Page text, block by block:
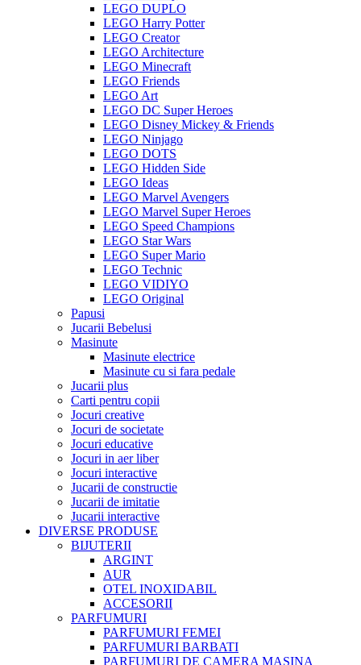
LEGO DUPLO
LEGO Harry Potter
LEGO Creator
LEGO Architecture
LEGO Minecraft
LEGO Friends
LEGO Art
LEGO DC Super Heroes
LEGO Disney Mickey & Friends
LEGO Ninjago
LEGO DOTS
LEGO Hidden Side
LEGO Ideas
LEGO Marvel Avengers
LEGO Marvel Super Heroes
LEGO Speed Champions
LEGO Star Wars
LEGO Super Mario
LEGO Technic
LEGO VIDIYO
LEGO Original
Papusi
Jucarii Bebelusi
Masinute
Masinute electrice
Masinute cu si fara pedale
Jucarii plus
Carti pentru copii
Jocuri creative
Jocuri de societate
Jocuri educative
Jocuri in aer liber
Jocuri interactive
Jucarii de constructie
Jucarii de imitatie
Jucarii interactive
DIVERSE PRODUSE
BIJUTERII
ARGINT
AUR
OTEL INOXIDABIL
ACCESORII
PARFUMURI
PARFUMURI FEMEI
PARFUMURI BARBATI
PARFUMURI DE CAMERA MASINA